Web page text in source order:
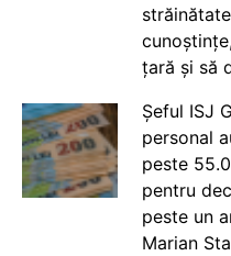
țară și să
Șeful ISJ
personal
peste
pentru
peste un
Marian